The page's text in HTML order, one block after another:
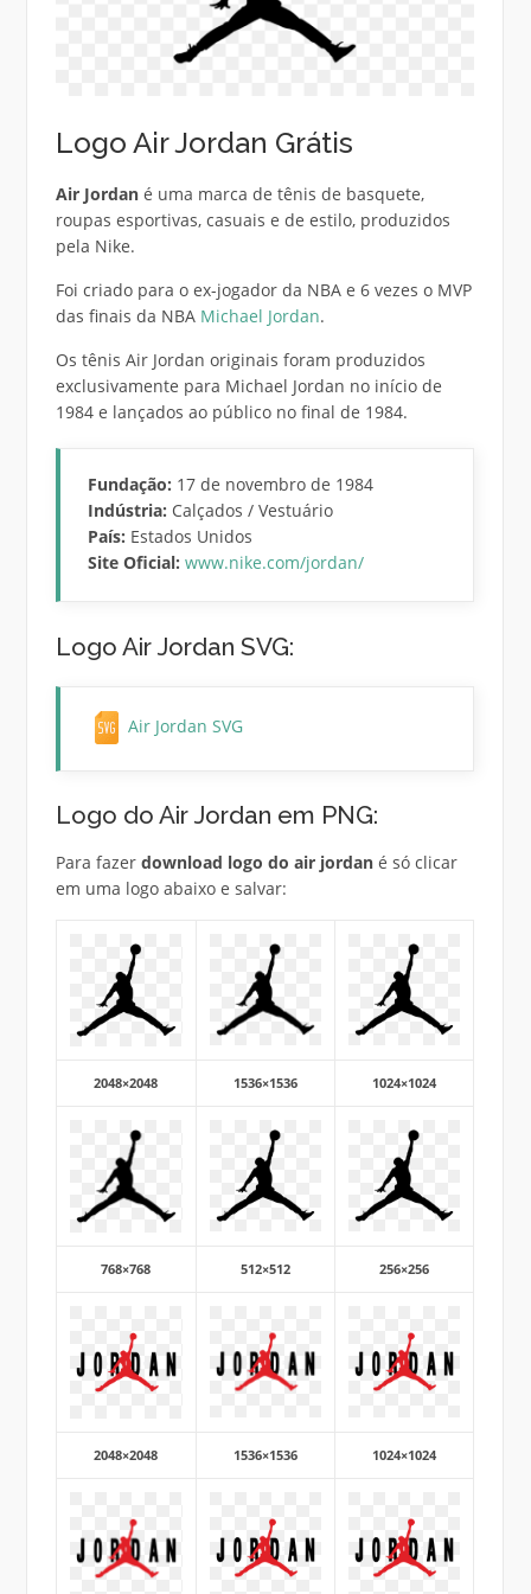
Logo Air Jordan Grátis
Air Jordané uma marca de tênis de basquete,
roupas esportivas, casuais e de estilo, produzidos
pela Nike.
Foi criado para o ex-jogador da NBA e 6 vezes o MVP
das finais da NBA Michael Jordan.
Os tênis Air Jordan originais foram produzidos
exclusivamente para Michael Jordan no início de
1984 e lançados ao público no final de 1984.
Fundação: 17 de novembro de 1984
Indústria: Calçados / Vestuário
País: Estados Unidos
Site Oficial: www.nike.com/jordan/
Logo Air Jordan SVG:
Air Jordan SVG
Logo do Air Jordan em PNG:
Para fazer download logo do air jordané só clicar
em uma logo abaixo e salvar:
2048×2048 1536×1536 1024×1024
768×768 512×512 256×256
2048×2048 1536×1536 1024×1024